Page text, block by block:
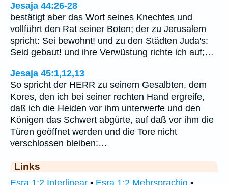
Jesaja 44:26-28
bestätigt aber das Wort seines Knechtes und
vollführt den Rat seiner Boten; der zu Jerusalem
spricht: Sei bewohnt! und zu den Städten Juda's:
Seid gebaut! und ihre Verwüstung richte ich auf;…
Jesaja 45:1,12,13
So spricht der HERR zu seinem Gesalbten, dem
Kores, den ich bei seiner rechten Hand ergreife,
daß ich die Heiden vor ihm unterwerfe und den
Königen das Schwert abgürte, auf daß vor ihm die
Türen geöffnet werden und die Tore nicht
verschlossen bleiben:…
Links
Esra 1:2 Interlinear • Esra 1:2 Mehrsprachig •